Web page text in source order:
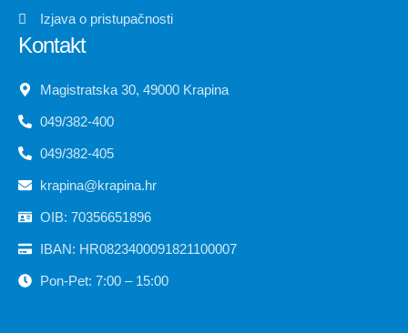
Izjava o pristupačnosti
Kontakt
Magistratska 30, 49000 Krapina
049/382-400
049/382-405
krapina@krapina.hr
OIB: 70356651896
IBAN: HR0823400091821100007
Pon-Pet: 7:00 – 15:00